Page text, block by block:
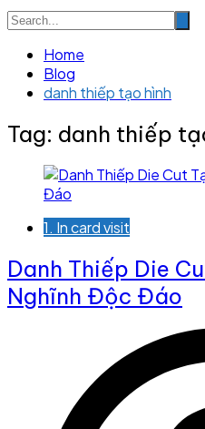
Home
Blog
danh thiếp tạo hình
Tag: danh thiếp
1. In card visit
Danh Thiếp Die
Nghĩnh Độc Đáo